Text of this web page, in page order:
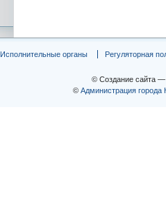
Исполнительные органы Регуляторная
© Создание сайта
© Администрация города